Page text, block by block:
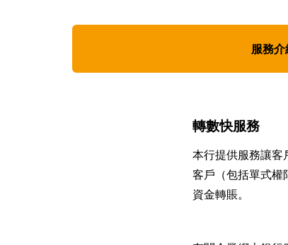
服務
轉數快服務
本行提供服務讓客
客戶（包括單式權
資金轉賬。